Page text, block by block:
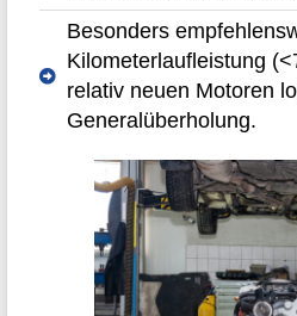
Besonders
Kilometerlaufleistung
relativ neuen Motoren
Generalüberholung.